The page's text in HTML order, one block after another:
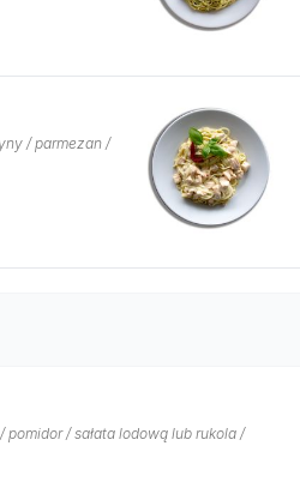
/ parmezan /
/ sałata lodową lub rukola /